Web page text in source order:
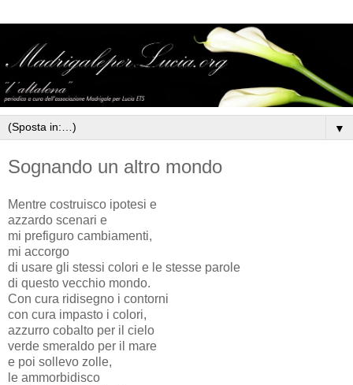
▼
Sognando un altro mondo
Mentre costruisco ipotesi e
azzardo scenari e
mi prefiguro cambiamenti,
mi accorgo
di usare gli stessi colori e le stesse parole
di questo vecchio mondo.
Con cura ridisegno i contorni
con cura impasto i colori,
azzurro cobalto per il cielo
verde smeraldo per il mare
e poi sollevo zolle,
le ammorbidisco